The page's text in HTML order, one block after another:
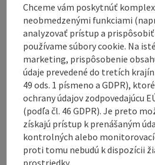
The "THREE FIR TREES
Höhnhart is an adventure trail
The 10 km long circular hiking
Höhnhart municipal office and
village past fields and
junior ski jumping facility in
plastic ski jump facility opened
Allianz Arena Höhnhart
experience at any time of the
should register with Ms.
on 0676 840160566. She
Chceme vám poskytnúť
neobmedzenými funkciami
analyzovať prístup a
používame súbory cookie. Na
marketing, prispôsobenie
údaje prevedené do tretích
49 ods. 1 písmeno a GDPR),
ochrany údajov zodpovedajúcu
(podľa čl. 46 GDPR). Je preto
získajú prístup k prenášaným
kontrolných alebo
proti tomu nebudú k dispozícii
prostriedky.